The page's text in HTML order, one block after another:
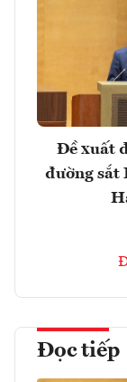
Đề xuất
đường sắt
Đọc tiếp